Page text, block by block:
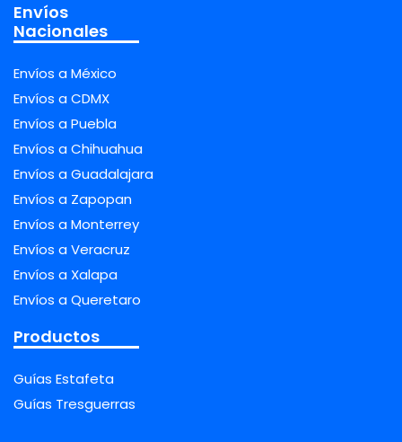
Envíos
Nacionales
Envíos a México
Envíos a CDMX
Envíos a Puebla
Envíos a Chihuahua
Envíos a Guadalajara
Envíos a Zapopan
Envíos a Monterrey
Envíos a Veracruz
Envíos a Xalapa
Envíos a Queretaro
Productos
Guías Estafeta
Guías Tresguerras